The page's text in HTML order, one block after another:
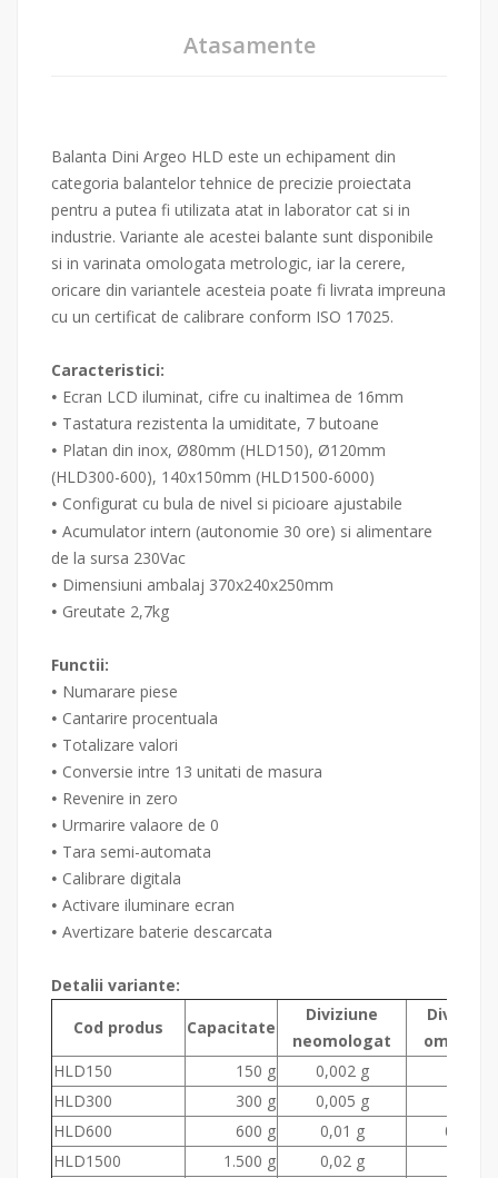
Atasamente
Balanta Dini Argeo HLD este un echipament din
categoria balantelor tehnice de precizie proiectata
pentru a putea fi utilizata atat in laborator cat si in
industrie. Variante ale acestei balante sunt disponibile
si in varinata omologata metrologic, iar la cerere,
oricare din variantele acesteia poate fi livrata impreuna
cu un certificat de calibrare conform ISO 17025.
Caracteristici:
• Ecran LCD iluminat, cifre cu inaltimea de 16mm
• Tastatura rezistenta la umiditate, 7 butoane
• Platan din inox, Ø80mm (HLD150), Ø120mm
(HLD300-600), 140x150mm (HLD1500-6000)
• Configurat cu bula de nivel si picioare ajustabile
• Acumulator intern (autonomie 30 ore) si alimentare
de la sursa 230Vac
• Dimensiuni ambalaj 370x240x250mm
• Greutate 2,7kg
Functii:
• Numarare piese
• Cantarire procentuala
• Totalizare valori
• Conversie intre 13 unitati de masura
• Revenire in zero
• Urmarire valaore de 0
• Tara semi-automata
• Calibrare digitala
• Activare iluminare ecran
• Avertizare baterie descarcata
Detalii variante:
Cod produs
Capacitate
Diviziune
neomologat
Diviziune
HLD150
150 g 0,002 g
HLD300
300 g 0,005 g
HLD600
600 g 0,01 g
0,1 g
HLD1500
1.500 g 0,02 g